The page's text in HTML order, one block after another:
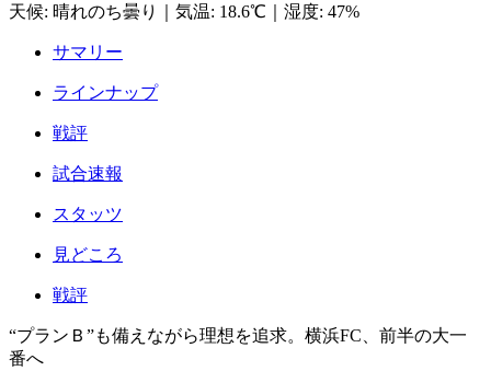
天候: 晴れのち曇り 気温: 18.6℃ 湿度: 47%
サマリー
ラインナップ
戦評
試合速報
スタッツ
見どころ
戦評
“プランＢ”も備えながら理想を追求。横浜FC、前半の大一
番へ